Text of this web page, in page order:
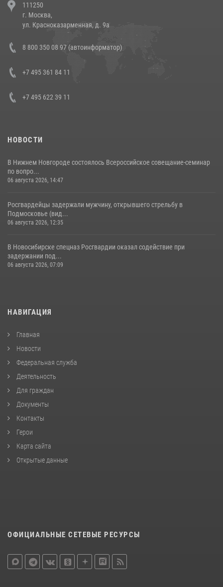
напавших на бригаду скорой помощи (видео)
14 июля 2026, 12:20
В Росгвардии прошла военно-научная конференция по обобщению
боевого опыта
111250
г. Москва,
ул. Красноказарменная, д. 9а
8 800 350 08 97 (автоинформатор)
+7 495 361 84 11
+7 495 622 39 11
НОВОСТИ
В Нижнем Новгороде состоялось Всероссийское совещание-семинар
по вопро...
06 августа 2026, 14:47
Росгвардейцы задержали мужчину, открывшего стрельбу в
Подмосковье (вид...
06 августа 2026, 12:35
В Новосибирске спецназ Росгвардии оказал содействие при
задержании под...
06 августа 2026, 07:09
НАВИГАЦИЯ
Главная
Новости
Федеральная служба
Деятельность
Для граждан
Документы
Контакты
Герои
Карта сайта
Открытые данные
ОФИЦИАЛЬНЫЕ СЕТЕВЫЕ РЕСУРСЫ